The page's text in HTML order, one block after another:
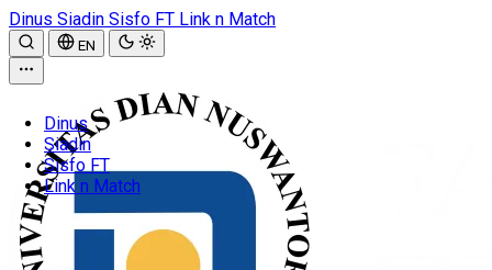
Dinus Siadin Sisfo FT Link n Match
EN
Dinus
Siadin
Sisfo FT
Link n Match